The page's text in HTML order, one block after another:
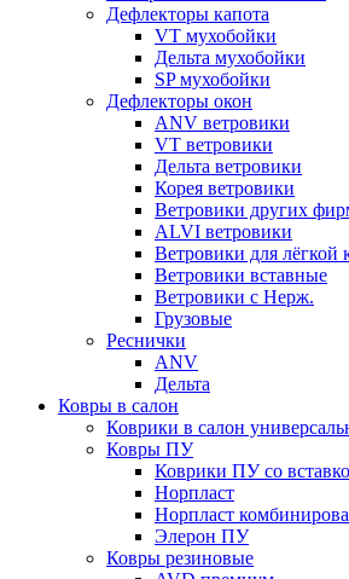
Дефлекторы капота
VT мухобойки
Дельта мухобойки
SP мухобойки
Дефлекторы окон
ANV ветровики
VT ветровики
Дельта ветровики
Корея ветровики
Ветровики других
ALVI ветровики
Ветровики для лёгкой
Ветровики вставные
Ветровики с Нерж.
Грузовые
Реснички
ANV
Дельта
Ковры в салон
Коврики в салон
Ковры ПУ
Коврики ПУ со
Норпласт
Норпласт
Элерон ПУ
Ковры резиновые